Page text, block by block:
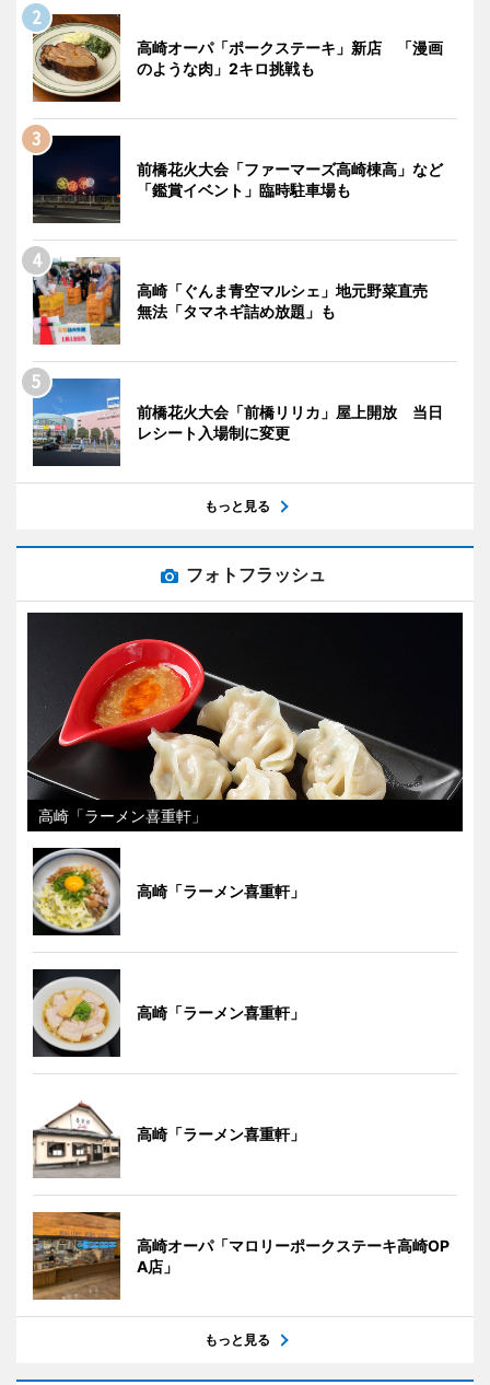
高崎オーパ「ポークステーキ」新店 「漫画
のような肉」2キロ挑戦も
前橋花火大会「ファーマーズ高崎棟高」など
「鑑賞イベント」臨時駐車場も
高崎「ぐんま青空マルシェ」地元野菜直売
無法「タマネギ詰め放題」も
前橋花火大会「前橋リリカ」屋上開放 当日
レシート入場制に変更
もっと見る
フォトフラッシュ
高崎「ラーメン喜重軒」
高崎「ラーメン喜重軒」
高崎「ラーメン喜重軒」
高崎「ラーメン喜重軒」
高崎オーパ「マロリーポークステーキ高崎OP
A店」
もっと見る